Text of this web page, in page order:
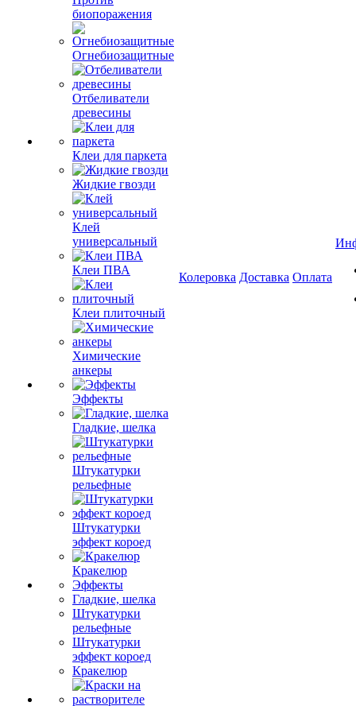
биопоражения
Огнебиозащитные
Отбеливатели
древесины
Клеи для паркета
Жидкие гвозди
Клей
универсальный
Клеи ПВА
Клеи плиточный
Химические
анкеры
Эффекты
Гладкие, шелка
Штукатурки
рельефные
Штукатурки
эффект короед
Кракелюр
Эффекты
Гладкие, шелка
Штукатурки
рельефные
Штукатурки
эффект короед
Кракелюр
Колеровка Доставка Оплата